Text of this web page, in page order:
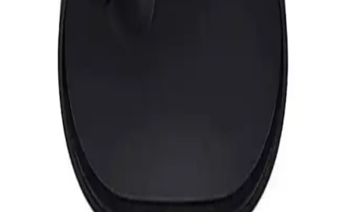
Schulzz Orico Bluetooth 5.0 Mini 3.5mm Dongle, yüksek hız ve
stabilite ile kablosuz bağlantı sunar, kompakt tasarımıyla kullanım
kolaylığı sağlar ve çoklu cihaz uyumu ile modern iletişim
ihtiyaçlarını karşılar.
Wi-Fi Kanal Seçimi ve Bağlantı Kalitesini Artırma
Yöntemleri
Wi-Fi kanal seçimi, bağlantı kalitenizi doğrudan etkiler. En iyi kanalı
belirlemek için analiz araçları ve teknolojik gelişmelerden
faydalanın, stabil ve hızlı internet için düzenli kontrol şarttır.
Telefonlardan Fotoğraf Aktarmanın Güncel
Yöntemleri ve En İyi Uygulamalar